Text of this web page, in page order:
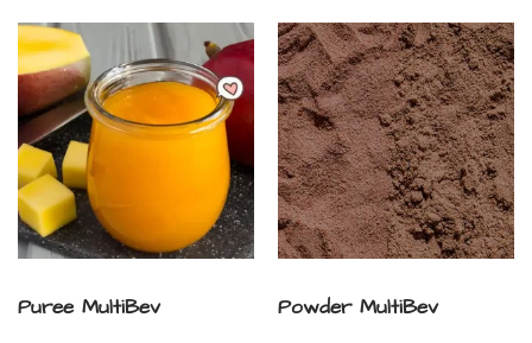
Puree MultiBev Powder MultiBev